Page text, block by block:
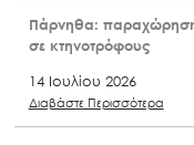
Πάρνηθα:
σε κτηνοτρόφους
14 Ιουλίου 2026
Διαβάστε Περισσότερα